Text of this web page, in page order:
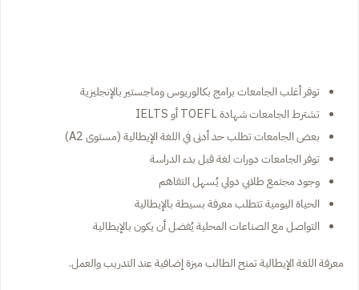
توفر أغلب الجامعات برامج بكالوريوس وماجستير بالإنجليزية
تشترط الجامعات شهادة TOEFL أو IELTS
بعض الجامعات تطلب حد أدنى في اللغة الإيطالية (مستوى A2)
توفر الجامعات دورات لغة قبل بدء الدراسة
وجود مجتمع طلابي دولي يُسهل التفاهم
الحياة اليومية تتطلب معرفة بسيطة بالإيطالية
التواصل مع الصناعات المحلية يُفضل أن يكون بالإيطالية
معرفة اللغة الإيطالية تمنح الطالب ميزة إضافية عند التدريب والعمل.